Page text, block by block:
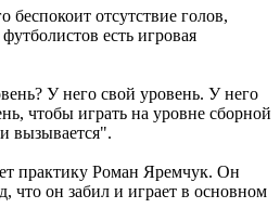
беспокоит отсутствие голов,
есть игровая
У него свой уровень. У него
чтобы играть на уровне сборной
вызывается".
практику Роман Яремчук. Он
что он забил и играет в основном